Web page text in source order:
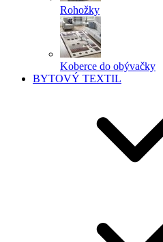
Rohožky
Koberce do obývačky
BYTOVÝ TEXTIL